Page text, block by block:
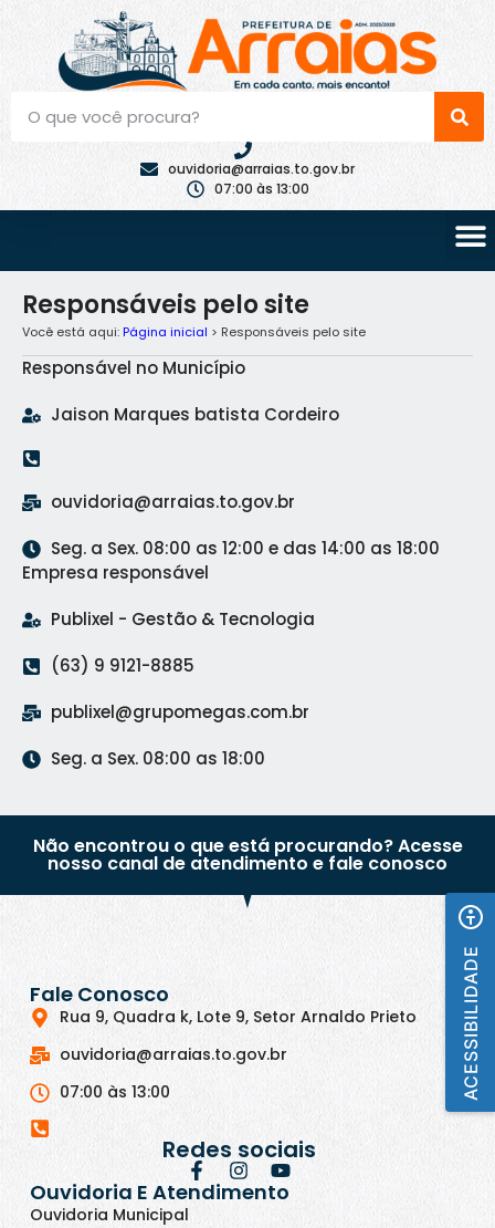
ouvidoria@arraias.to.gov.br
07:00 às 13:00
Responsáveis pelo site
Você está aqui: Página inicial > Responsáveis pelo site
Responsável no Município
Jaison Marques batista Cordeiro
ouvidoria@arraias.to.gov.br
Seg. a Sex. 08:00 as 12:00 e das 14:00 as 18:00
Empresa responsável
Publixel - Gestão & Tecnologia
(63) 9 9121-8885
publixel@grupomegas.com.br
Seg. a Sex. 08:00 as 18:00
Não encontrou o que está procurando? Acesse
nosso canal de atendimento e fale conosco
Fale Conosco
Rua 9, Quadra k, Lote 9, Setor Arnaldo Prieto
ouvidoria@arraias.to.gov.br
07:00 às 13:00
Redes sociais
Ouvidoria E Atendimento
Ouvidoria Municipal
ACESSIBILIDADE